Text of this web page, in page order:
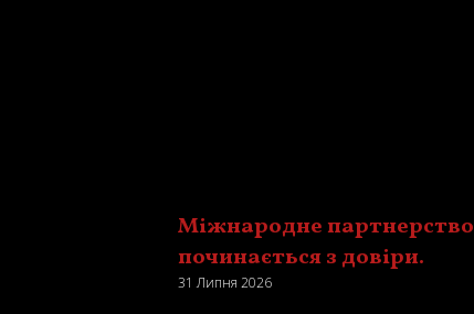
Міжнародне партнерство
починається з довіри.
31 Липня 2026